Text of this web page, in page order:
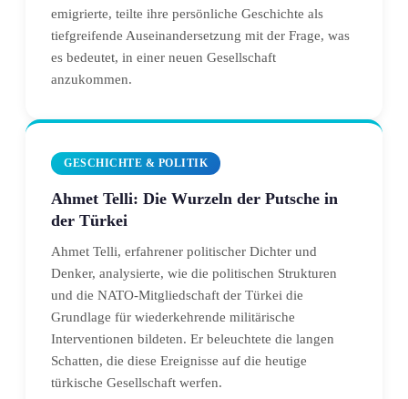
emigrierte, teilte ihre persönliche Geschichte als
tiefgreifende Auseinandersetzung mit der Frage, was
es bedeutet, in einer neuen Gesellschaft
anzukommen.
GESCHICHTE & POLITIK
Ahmet Telli: Die Wurzeln der Putsche in
der Türkei
Ahmet Telli, erfahrener politischer Dichter und
Denker, analysierte, wie die politischen Strukturen
und die NATO-Mitgliedschaft der Türkei die
Grundlage für wiederkehrende militärische
Interventionen bildeten. Er beleuchtete die langen
Schatten, die diese Ereignisse auf die heutige
türkische Gesellschaft werfen.